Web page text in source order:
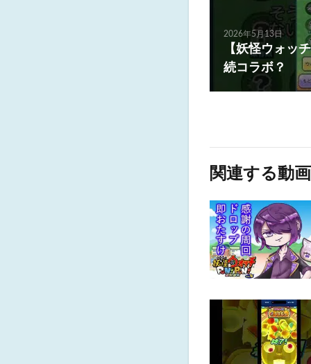
2026年5月13日
【妖怪ウォッ
続コラボ？
関連する動